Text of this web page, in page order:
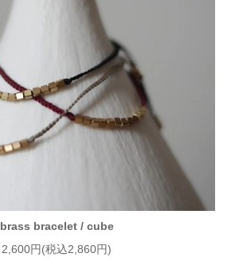
brass bracelet / cube
2,600円(税込2,860円)